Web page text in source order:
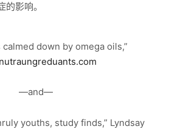
影响。
calmed down by omega oils,”
—and—
youths, study finds,” Lyndsay